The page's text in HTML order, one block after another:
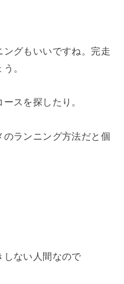
グもいいですね。完走
。
スを探したり。
ランニング方法だと個
しない人間なので